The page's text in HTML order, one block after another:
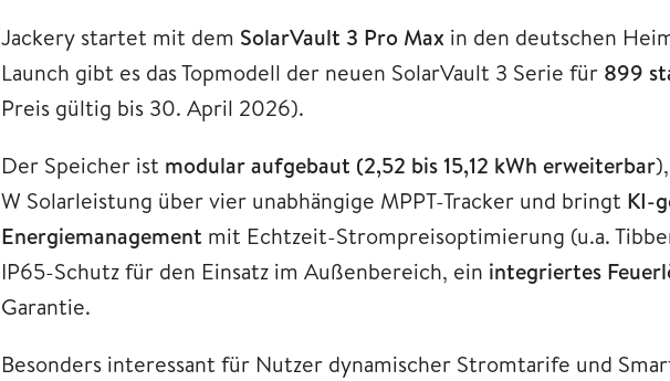
Jackery startet mit dem SolarVault 3 Pro Max in den deutschen
Launch gibt es das Topmodell der neuen SolarVault 3 Serie für 899
Preis gültig bis 30. April 2026).
Der Speicher ist modular aufgebaut (2,52 bis 15,12 kWh erweiterbar
W Solarleistung über vier unabhängige MPPT-Tracker und bringt KI-
Energiemanagement mit Echtzeit-Strompreisoptimierung (u.a.
IP65-Schutz für den Einsatz im Außenbereich, ein integriertes
Garantie.
Besonders interessant für Nutzer dynamischer Stromtarife und